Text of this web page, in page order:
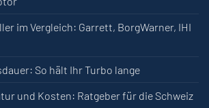
im Vergleich: Garrett, BorgWarner, IHI
So hält Ihr Turbo lange
und Kosten: Ratgeber für die Schweiz